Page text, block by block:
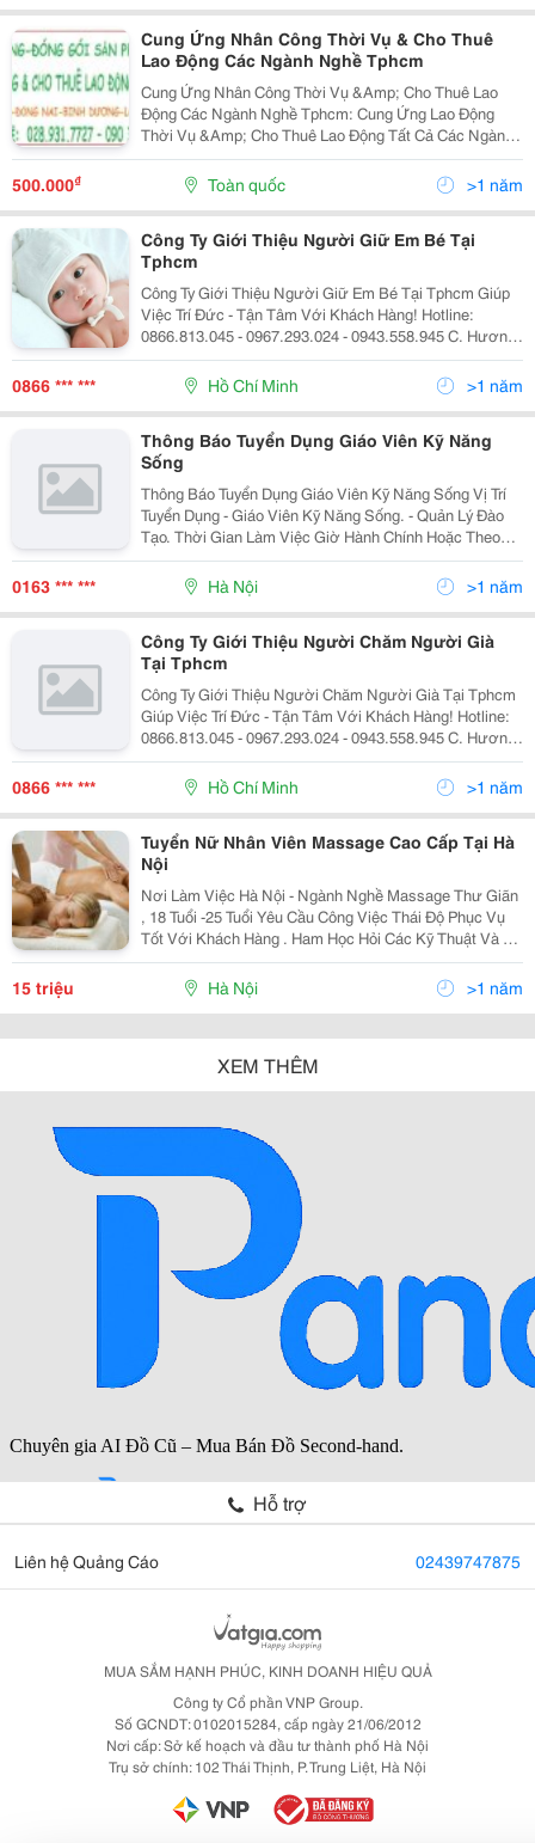
Cung Ứng Nhân Công Thời Vụ & Cho Thuê
Lao Động Các Ngành Nghề Tphcm
Cung Ứng Nhân Công Thời Vụ &Amp; Cho Thuê Lao
Động Các Ngành Nghề Tphcm: Cung Ứng Lao Động
Thời Vụ &Amp; Cho Thuê Lao Động Tất Cả Các Ngành
Nghề Khu Vực Tphcm,Đồng Nai,Bình Dương,Long
500.000₫ Toàn quốc >1 năm
Công Ty Giới Thiệu Người Giữ Em Bé Tại
Tphcm
Công Ty Giới Thiệu Người Giữ Em Bé Tại Tphcm Giúp
Việc Trí Đức - Tận Tâm Với Khách Hàng! Hotline:
0866.813.045 - 0967.293.024 - 0943.558.945 C. Hương
Đ/C: 232/17 Tô Hiệu, Phường Hiệp Tân, Quận Tân Phú,
Tp. Hcm ( Xem Thêm Thông Tin Tại: Tr
0866 *** *** Hồ Chí Minh >1 năm
Thông Báo Tuyển Dụng Giáo Viên Kỹ Năng
Sống
Thông Báo Tuyển Dụng Giáo Viên Kỹ Năng Sống Vị Trí
Tuyển Dụng - Giáo Viên Kỹ Năng Sống. - Quản Lý Đào
Tạo. Thời Gian Làm Việc Giờ Hành Chính Hoặc Theo
Ca. Yêu Cầu - Nh
0163 *** *** Hà Nội >1 năm
Công Ty Giới Thiệu Người Chăm Người Già
Tại Tphcm
Công Ty Giới Thiệu Người Chăm Người Già Tại Tphcm
Giúp Việc Trí Đức - Tận Tâm Với Khách Hàng! Hotline:
0866.813.045 - 0967.293.024 - 0943.558.945 C. Hương
Đ/C: 232/17 Tô Hiệu, Phường Hiệp Tân, Quận Tân Phú,
Tp. Hcm Giới Thiệu: Công Ty Tnh
0866 *** *** Hồ Chí Minh >1 năm
Tuyển Nữ Nhân Viên Massage Cao Cấp Tại Hà
Nội
Nơi Làm Việc Hà Nội - Ngành Nghề Massage Thư Giãn
, 18 Tuổi -25 Tuổi Yêu Cầu Công Việc Thái Độ Phục Vụ
Tốt Với Khách Hàng . Ham Học Hỏi Các Kỹ Thuật Và Kỹ
Năng Yêu Cầu Trình Độ Không Cần Bằng Cấp Yêu Cầu
Kỹ Năn
15 triệu Hà Nội >1 năm
XEM THÊM
Hỗ trợ
Liên hệ Quảng Cáo 02439747875
MUA SẮM HẠNH PHÚC, KINH DOANH HIỆU QUẢ
Công ty Cổ phần VNP Group.
Số GCNDT: 0102015284, cấp ngày 21/06/2012
Nơi cấp: Sở kế hoạch và đầu tư thành phố Hà Nội
Trụ sở chính: 102 Thái Thịnh, P. Trung Liệt, Hà Nội